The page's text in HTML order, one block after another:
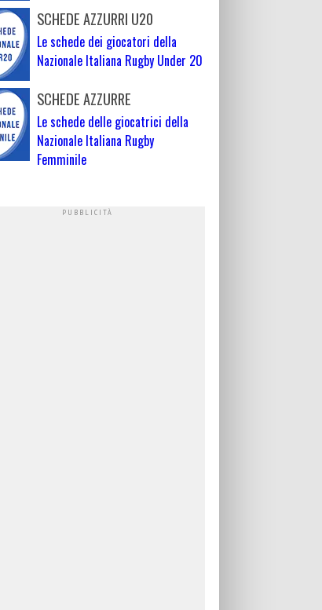
SCHEDE AZZURRI U20
Le schede dei giocatori della
Nazionale Italiana Rugby Under 20
SCHEDE AZZURRE
Le schede delle giocatrici della
Nazionale Italiana Rugby
Femminile